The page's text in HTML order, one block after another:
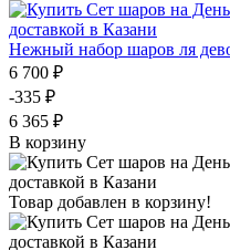
Нежный набор шаров ля
6 700 ₽
-335 ₽
6 365 ₽
В корзину
Товар добавлен в корзину!